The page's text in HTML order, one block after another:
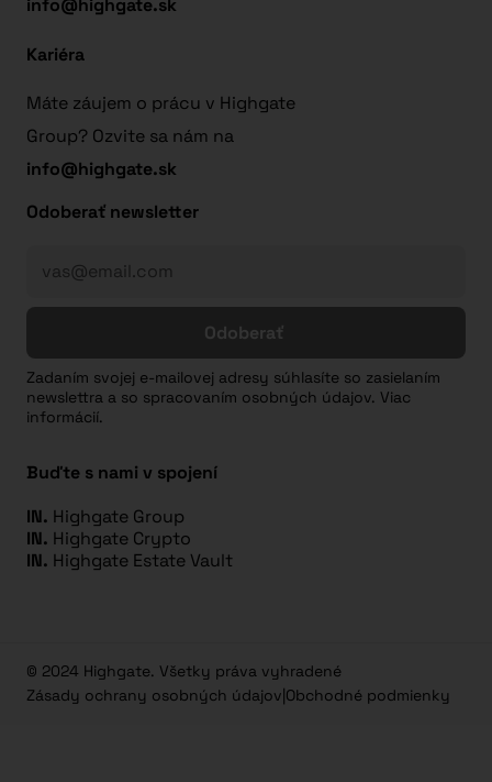
info@highgate.sk
Kariéra
Máte záujem o prácu v Highgate
Group? Ozvite sa nám na
info@highgate.sk
Odoberať newsletter
Odoberať
Zadaním svojej e-mailovej adresy súhlasíte so zasielaním
newslettra a so spracovaním osobných údajov. Viac
informácií.
Buďte s nami v spojení
IN. Highgate Group
IN. Highgate Crypto
IN. Highgate Estate Vault
© 2024 Highgate. Všetky práva vyhradené
Zásady ochrany osobných údajov Obchodné podmienky